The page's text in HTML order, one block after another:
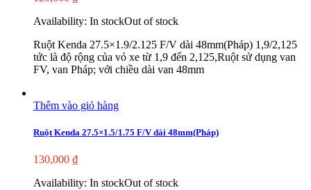
Availability: In stockOut of stock
Ruột Kenda 27.5×1.9/2.125 F/V dài 48mm(Pháp) 1,9/2,125
tức là độ rộng của vỏ xe từ 1,9 đến 2,125,Ruột sử dụng van
FV, van Pháp; với chiều dài van 48mm
Thêm vào giỏ hàng
Ruột Kenda 27.5×1.5/1.75 F/V dài 48mm(Pháp)
130,000 ₫
Availability: In stockOut of stock